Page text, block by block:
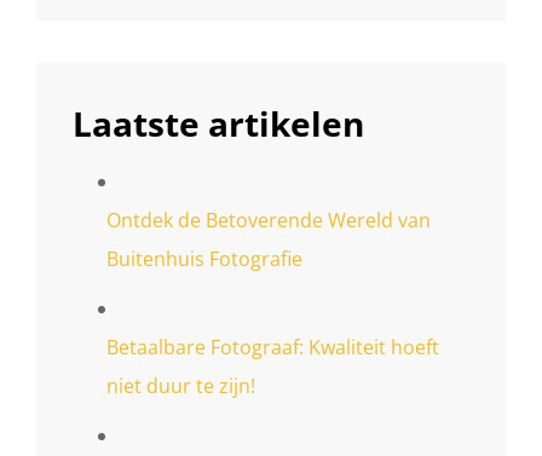
Laatste artikelen
Ontdek de Betoverende Wereld van
Buitenhuis Fotografie
Betaalbare Fotograaf: Kwaliteit hoeft
niet duur te zijn!